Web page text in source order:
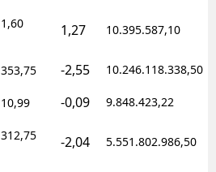
1,60 1,27 10.395.587,10
353,75 -2,55 10.246.118.338,50
10,99 -0,09 9.848.423,22
312,75 -2,04 5.551.802.986,50